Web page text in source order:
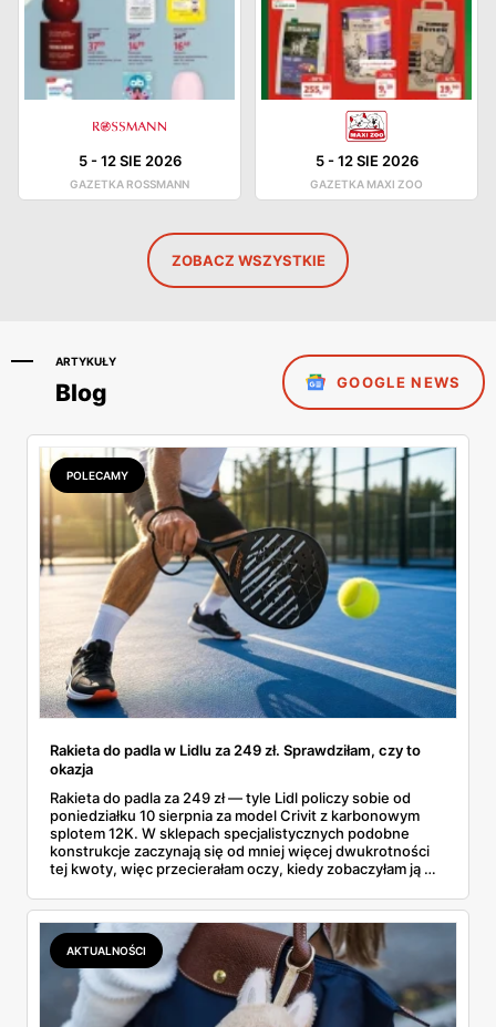
5-12 SIE 2026
GAZETKA ROSSMANN
5-12 SIE 2026
GAZETKA MAXI ZOO
ZOBACZ WSZYSTKIE
ARTYKUŁY
Blog GOOGLE NEWS
POLECAMY
Rakieta do padla w Lidlu za 249 zł. Sprawdziłam, czy to
okazja
Rakieta do padla za 249 zł — tyle Lidl policzy sobie od
poniedziałku 10 sierpnia za model Crivit z karbonowym
splotem 12K. W sklepach specjalistycznych podobne
konstrukcje zaczynają się od mniej więcej dwukrotności
tej kwoty, więc przecierałam oczy, kiedy zobaczyłam ją w
najszybciej rosnący sport w Polsce: kortów przybywa
lawinowo, a chętnych jeszcze szybciej. Sprawdziłam, co
dokładnie dostajemy za te pieniądze i komu taka rakieta
faktycznie wystarczy.
AKTUALNOŚCI